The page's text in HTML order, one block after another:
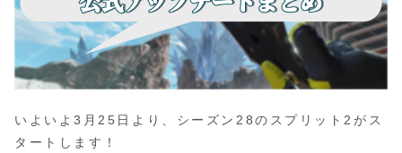
いよいよ3月25日より、シーズン28のスプリット2がス
タートします！